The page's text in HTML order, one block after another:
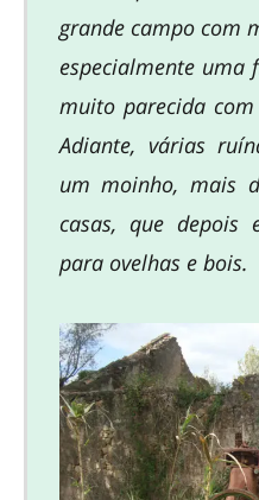
grande campo com
especialmente uma
muito parecida com
Adiante, várias
um moinho, mais
casas, que depois
para ovelhas e bois.